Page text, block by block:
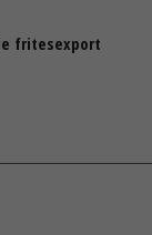
fritesexport